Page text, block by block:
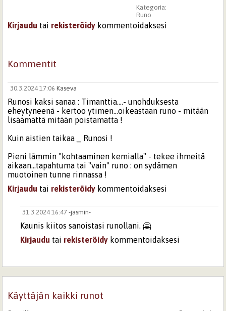
Kategoria:
Runo
Kirjaudu tai rekisteröidy kommentoidaksesi
Kommentit
30.3.2024 17:06 Kaseva
Runosi kaksi sanaa : Timanttia....- unohduksesta
eheytyneenä - kertoo ytimen...oikeastaan runo - mitään
lisäämättä mitään poistamatta !
Kuin aistien taikaa _ Runosi !
Pieni lämmin "kohtaaminen kemialla" - tekee ihmeitä
aikaan...tapahtuma tai "vain" runo : on sydämen
muotoinen tunne rinnassa !
Kirjaudu tai rekisteröidy kommentoidaksesi
31.3.2024 16:47-jasmin-
Kaunis kiitos sanoistasi runollani. 🤗
Kirjaudu tai rekisteröidy kommentoidaksesi
Jokaisella pitäisi olla edes joskus hyviä hetkiä elämässä.
Kirjaudutai rekisteröidy kommentoidaksesi
Käyttäjän kaikki runot